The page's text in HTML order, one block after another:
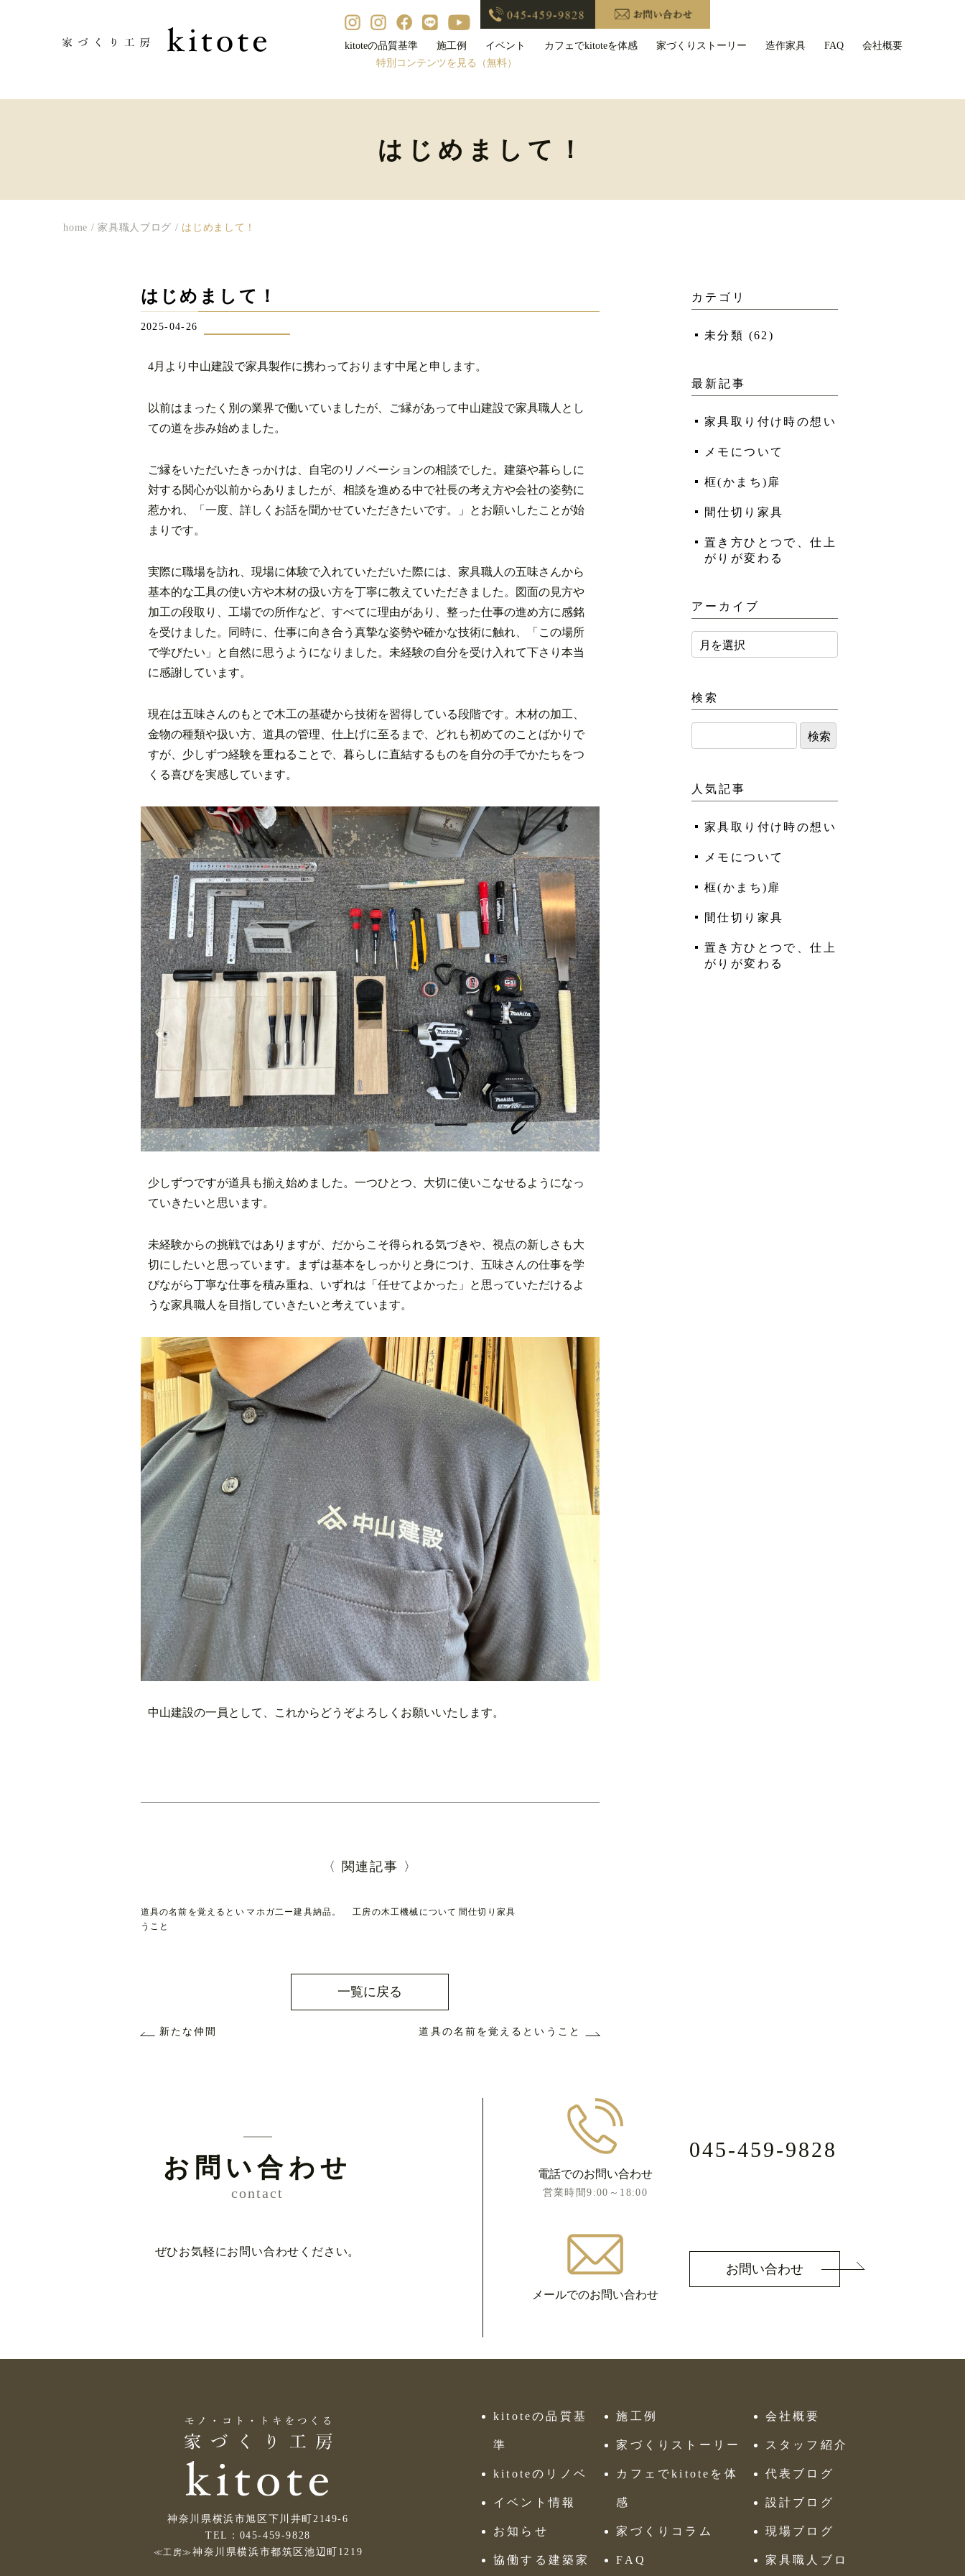
kitoteの品質基準 施工例 イベント カフェでkitoteを体感 家づくりストーリー 造作家具 FAQ
会社概要
特別コンテンツを見る（無料）
はじめまして！
home /家具職人ブログ / はじめまして！
はじめまして！
2025-04-26
4月より中山建設で家具製作に携わっております中尾と申します。
以前はまったく別の業界で働いていましたが、ご縁があって中山建設で家具職人とし
ての道を歩み始めました。
ご縁をいただいたきっかけは、自宅のリノベーションの相談でした。建築や暮らしに
対する関心が以前からありましたが、相談を進める中で社長の考え方や会社の姿勢に
惹かれ、「一度、詳しくお話を聞かせていただきたいです。」とお願いしたことが始
まりです。
実際に職場を訪れ、現場に体験で入れていただいた際には、家具職人の五味さんから
基本的な工具の使い方や木材の扱い方を丁寧に教えていただきました。図面の見方や
加工の段取り、工場での所作など、すべてに理由があり、整った仕事の進め方に感銘
を受けました。同時に、仕事に向き合う真摯な姿勢や確かな技術に触れ、「この場所
で学びたい」と自然に思うようになりました。未経験の自分を受け入れて下さり本当
に感謝しています。
現在は五味さんのもとで木工の基礎から技術を習得している段階です。木材の加工、
金物の種類や扱い方、道具の管理、仕上げに至るまで、どれも初めてのことばかりで
すが、少しずつ経験を重ねることで、暮らしに直結するものを自分の手でかたちをつ
くる喜びを実感しています。
少しずつですが道具も揃え始めました。一つひとつ、大切に使いこなせるようになっ
ていきたいと思います。
未経験からの挑戦ではありますが、だからこそ得られる気づきや、視点の新しさも大
切にしたいと思っています。まずは基本をしっかりと身につけ、五味さんの仕事を学
びながら丁寧な仕事を積み重ね、いずれは「任せてよかった」と思っていただけるよ
うな家具職人を目指していきたいと考えています。
中山建設の一員として、これからどうぞよろしくお願いいたします。
〈 関連記事 〉
道具の名前を覚えるとい
うこと
マホガ二ー建具納品。 工房の木工機械について 間仕切り家具
一覧に戻る
新たな仲間 道具の名前を覚えるということ
カテゴリ
未分類 (62 )
最新記事
家具取り付け時の想い
メモについて
框(かまち)扉
間仕切り家具
置き方ひとつで、仕上
がりが変わる
アーカイブ
検索
人気記事
家具取り付け時の想い
メモについて
框(かまち)扉
間仕切り家具
置き方ひとつで、仕上
がりが変わる
お問い合わせ
contact
ぜひお気軽にお問い合わせください。
電話でのお問い合わせ
営業時間9:00～18:00
045-459-9828
メールでのお問い合わせ
お問い合わせ
神奈川県横浜市旭区下川井町2149-6
TEL：045-459-9828
≪工房≫神奈川県横浜市都筑区池辺町1219
kitoteの品質基
準
kitoteのリノベ
イベント情報
お知らせ
協働する建築家
施工例
家づくりストーリー
カフェでkitoteを体
感
家づくりコラム
FAQ
会社概要
スタッフ紹介
代表ブログ
設計ブログ
現場ブログ
家具職人ブロ